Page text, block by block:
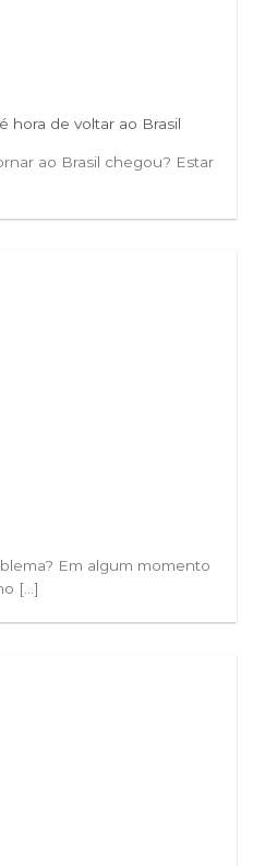
hora de voltar ao Brasil
ao Brasil chegou? Estar
Em algum momento
[...]